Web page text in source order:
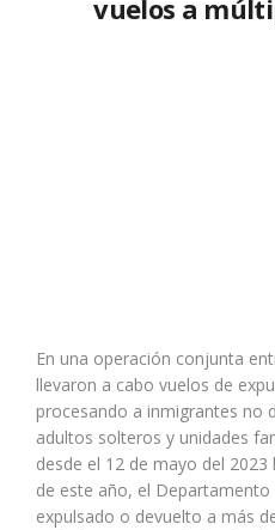
vuelos a
En una operación conjunta
llevaron a cabo vuelos de
procesando a inmigrantes no
adultos solteros y unidades
desde el 12 de mayo del
de este año, el Departamento
expulsado o devuelto a más